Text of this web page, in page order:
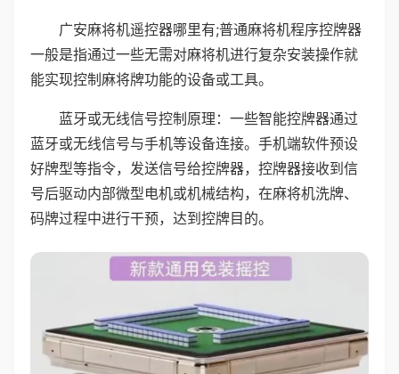
广安麻将机遥控器哪里有;普通麻将机程序控牌器
一般是指通过一些无需对麻将机进行复杂安装操作就
能实现控制麻将牌功能的设备或工具。
蓝牙或无线信号控制原理：一些智能控牌器通过
蓝牙或无线信号与手机等设备连接。手机端软件预设
好牌型等指令，发送信号给控牌器，控牌器接收到信
号后驱动内部微型电机或机械结构，在麻将机洗牌、
码牌过程中进行干预，达到控牌目的。